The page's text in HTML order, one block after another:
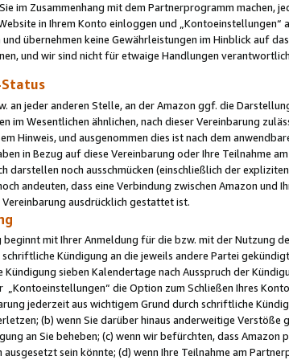
im Zusammenhang mit dem Partnerprogramm
in Ihrem Konto einloggen und „Kontoeinstellungen“
übernehmen keine Gewährleistungen im Hinblick auf
und wir sind nicht für etwaige Handlungen
Status
an jeder anderen Stelle, an der Amazon ggf. die
im Wesentlichen ähnlichen, nach dieser Vereinbarung
Hinweis, und ausgenommen dies ist nach dem
in Bezug auf diese Vereinbarung oder Ihre Teilnahme
darstellen noch ausschmücken (einschließlich der
andeuten, dass eine Verbindung zwischen Amazon und
ausdrücklich gestattet ist.
mit Ihrer Anmeldung für die bzw. mit der Nutzung
Kündigung an die jeweils andere Partei
Kündigung sieben Kalendertage nach Ausspruch der
die Option zum Schließen Ihres
jederzeit aus wichtigem Grund durch schriftliche
(b) wenn Sie darüber hinaus anderweitige
an Sie beheben; (c) wenn wir befürchten, dass
sein könnte; (d) wenn Ihre Teilnahme am